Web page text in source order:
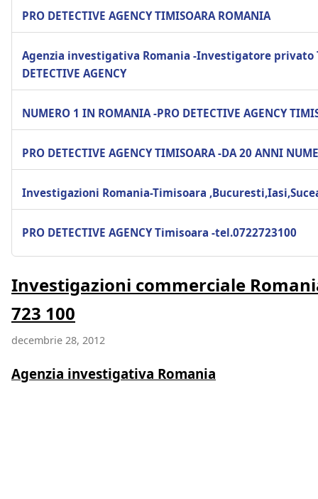
PRO DETECTIVE AGENCY TIMISOARA ROMANIA
Agenzia investigativa Romania -Investigatore privato
DETECTIVE AGENCY
NUMERO 1 IN ROMANIA -PRO DETECTIVE AGENCY
PRO DETECTIVE AGENCY TIMISOARA -DA 20 ANNI
Investigazioni Romania-Timisoara
PRO DETECTIVE AGENCY Timisoara -tel.0722723100
Investigazioni commerciale
723 100
decembrie 28, 2012
Agenzia investigativa Romania